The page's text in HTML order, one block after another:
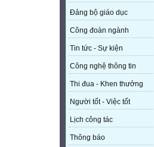
Đảng bộ giáo dục
Công đoàn ngành
Tin tức - Sự kiện
Công nghệ thông tin
Thi đua - Khen thưởng
Người tốt - Việc tốt
Lịch công tác
Thông báo